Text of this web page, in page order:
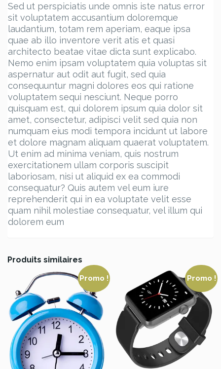
Sed ut perspiciatis unde omnis iste natus error
sit voluptatem accusantium doloremque
laudantium, totam rem aperiam, eaque ipsa
quae ab illo inventore verit atis et quasi
architecto beatae vitae dicta sunt explicabo.
Nemo enim ipsam voluptatem quia voluptas sit
aspernatur aut odit aut fugit, sed quia
consequuntur magni dolores eos qui ratione
voluptatem sequi nesciunt. Neque porro
quisquam est, qui dolorem ipsum quia dolor sit
amet, consectetur, adipisci velit sed quia non
numquam eius modi tempora incidunt ut labore
et dolore magnam aliquam quaerat voluptatem.
Ut enim ad minima veniam, quis nostrum
exercitationem ullam corporis suscipit
laboriosam, nisi ut aliquid ex ea commodi
consequatur? Quis autem vel eum iure
reprehenderit qui in ea voluptate velit esse
quam nihil molestiae consequatur, vel illum qui
dolorem eum
Produits similaires
Promo ! Promo !